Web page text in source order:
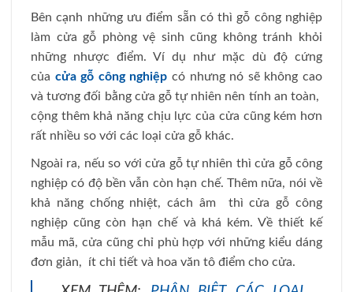
Bên cạnh những ưu điểm sẵn có thì gỗ công nghiệp
làm cửa gỗ phòng vệ sinh cũng không tránh khỏi
những nhược điểm. Ví dụ như mặc dù độ cứng
của cửa gỗ công nghiệp có nhưng nó sẽ không cao
và tương đối bằng cửa gỗ tự nhiên nên tính an toàn,
cộng thêm khả năng chịu lực của cửa cũng kém hơn
rất nhiều so với các loại cửa gỗ khác.
Ngoài ra, nếu so với cửa gỗ tự nhiên thì cửa gỗ công
nghiệp có độ bền vẫn còn hạn chế. Thêm nữa, nói về
khả năng chống nhiệt, cách âm thì cửa gỗ công
nghiệp cũng còn hạn chế và khá kém. Về thiết kế
mẫu mã, cửa cũng chỉ phù hợp với những kiểu dáng
đơn giản, ít chi tiết và hoa văn tô điểm cho cửa.